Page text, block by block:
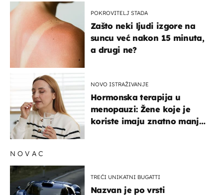
POKROVITELJ STADA
Zašto neki ljudi izgore na
suncu već nakon 15 minuta,
a drugi ne?
NOVO ISTRAŽIVANJE
Hormonska terapija u
menopauzi: Žene koje je
koriste imaju znatno manji
NOVAC
TREĆI UNIKATNI BUGATTI
Nazvan je po vrsti